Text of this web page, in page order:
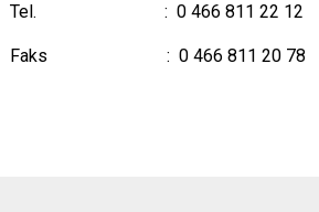
Tel. : 0 466 811 22 12
Faks : 0 466 811 20 78